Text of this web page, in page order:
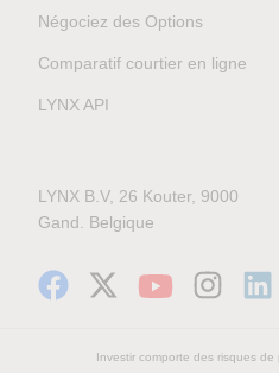
Négociez des Options
Comparatif courtier en ligne
LYNX API
LYNX B.V, 26 Kouter, 9000
Gand. Belgique
Investir comporte des risques